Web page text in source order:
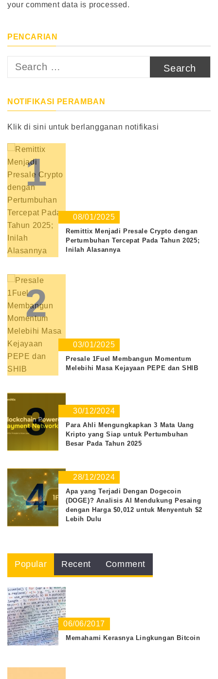
your comment data is processed.
PENCARIAN
Search
NOTIFIKASI PERAMBAN
Klik di sini untuk berlangganan notifikasi
1
08/01/2025
Remittix Menjadi Presale Crypto dengan
Pertumbuhan Tercepat Pada Tahun 2025;
Inilah Alasannya
2
03/01/2025
Presale 1Fuel Membangun Momentum
Melebihi Masa Kejayaan PEPE dan SHIB
3 30/12/2024
Para Ahli Mengungkapkan 3 Mata Uang
Kripto yang Siap untuk Pertumbuhan
Besar Pada Tahun 2025
4 28/12/2024
Apa yang Terjadi Dengan Dogecoin
(DOGE)? Analisis AI Mendukung Pesaing
dengan Harga $0,012 untuk Menyentuh $2
Lebih Dulu
Popular Recent Comment
06/06/2017
Memahami Kerasnya Lingkungan Bitcoin